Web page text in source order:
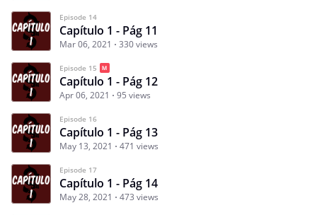
Episode 14
Capítulo 1 - Pág 11
Mar 06, 2021 330 views
Episode 15
Capítulo 1 - Pág 12
Apr 06, 2021 95 views
Episode 16
Capítulo 1 - Pág 13
May 13, 2021 471 views
Episode 17
Capítulo 1 - Pág 14
May 28, 2021 473 views